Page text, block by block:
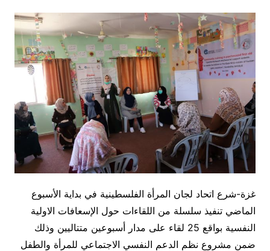
غزة-شرع اتحاد لجان المرأة الفلسطينية في بداية الأسبوع
الماضي تنفيذ سلسلة من اللقاءات حول الإسعافات الاولية
النفسية بواقع 25 لقاء على مدار أسبوعين متتاليين وذلك
ضمن مشروع نظم الدعم النفسي الاجتماعي للمرأة والطفل